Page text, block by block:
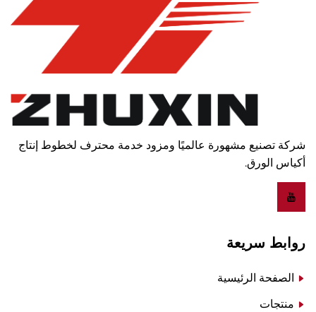
شركة تصنيع مشهورة عالميًا ومزود خدمة محترف لخطوط إنتاج
أكياس الورق.
روابط سريعة
الصفحة الرئيسية
منتجات